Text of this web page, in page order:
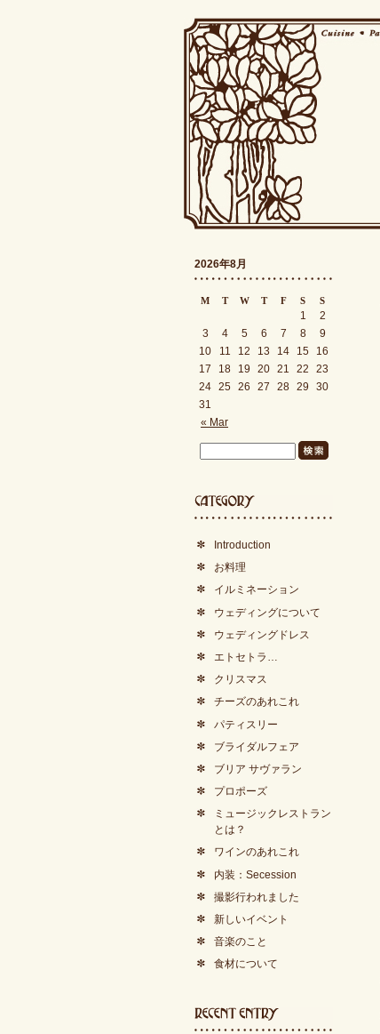
2026年8月
M T W T F S S
« Mar
1
2
3
4 5 6 7 8
9
10
11 12 13 14 15
16
17
18 19 20 21 22
23
24 25 26 27 28 29
30
31
Introduction
お料理
イルミネーション
ウェディングについて
ウェディングドレス
エトセトラ…
クリスマス
チーズのあれこれ
パティスリー
ブライダルフェア
ブリア サヴァラン
プロポーズ
ミュージックレストラン
とは？
ワインのあれこれ
内装：Secession
撮影行われました
新しいイベント
音楽のこと
食材について